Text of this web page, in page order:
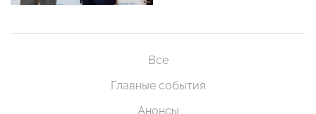
Все
Главные события
Анонсы